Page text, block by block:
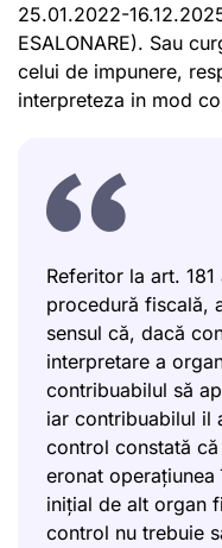
25.01.2022-
ESALONARE). Sau
celui de impunere,
interpreteza in mod
Referitor la art.
procedură fiscală,
sensul că, dacă
interpretare a
contribuabilul să
iar contribuabilul il
control constată
eronat
inițial de alt organ
control nu trebuie